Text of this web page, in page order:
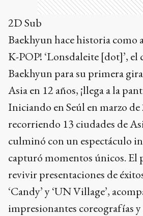
2D Sub
Baekhyun hace historia como
K-POP! ‘Lonsdaleite [dot]’,
Baekhyun para su primera
Asia en 12 años, ¡llega a la
Iniciando en Seúl en marzo de
recorriendo 13 ciudades de
culminó con un espectáculo
capturó momentos únicos.
revivir presentaciones de
‘Candy’ y ‘UN Village’,
impresionantes coreografías